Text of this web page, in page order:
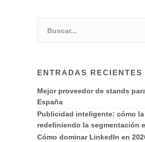
ENTRADAS RECIENTES
Mejor proveedor de stands
España
Publicidad inteligente: cómo la
redefiniendo la segmentación
Cómo dominar LinkedIn en